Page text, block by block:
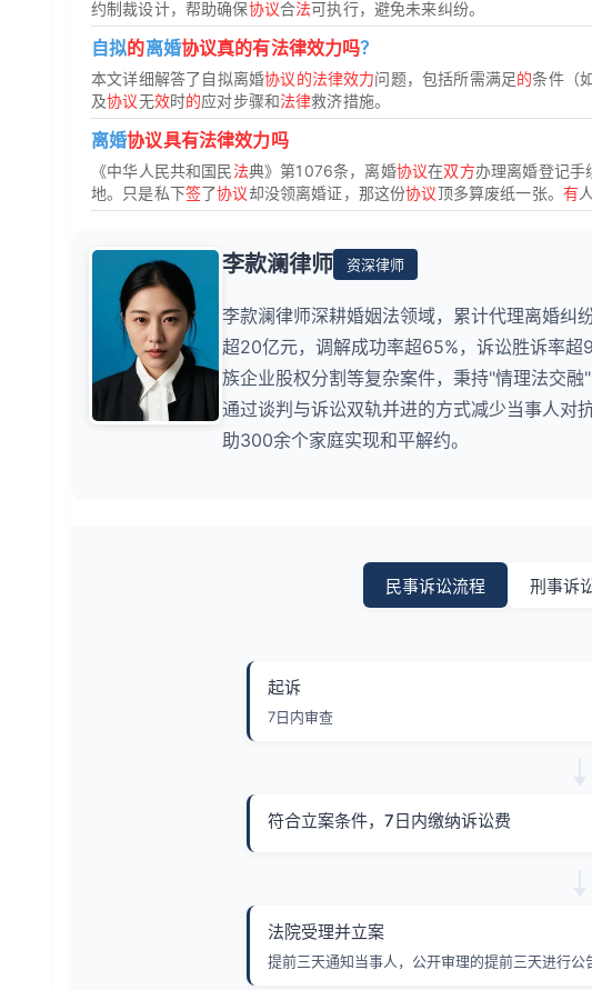
约制裁设计，帮助确保协议合法可执行，避免未来纠纷。
自拟的离婚协议真的有法律效力吗？
本文详细解答了自拟离婚协议的法律效力问题，包括所需满足的条件（
及协议无效时的应对步骤和法律救济措施。
离婚协议具有法律效力吗
《中华人民共和国民法典》第1076条，离婚协议在双方办理离婚登记手
地。只是私下签了协议却没领离婚证，那这份协议顶多算废纸一张。 有
李款澜律师 资深律师
李款澜律师深耕婚姻法领域，累计代理离婚纠
超20亿元，调解成功率超65%，诉讼胜诉率
族企业股权分割等复杂案件，秉持"情理法交
通过谈判与诉讼双轨并进的方式减少当事人对
助300余个家庭实现和平解约。
民事诉讼流程 刑事诉
起诉
7日内审查
符合立案条件，7日内缴纳诉讼费
法院受理并立案
提前三天通知当事人，公开审理的提前三天进行公